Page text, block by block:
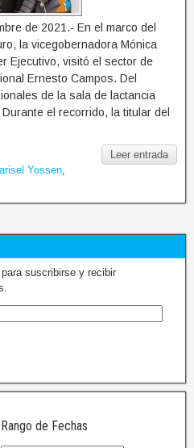
de 2021.- En el marco del
la vicegobernadora Mónica
Ejecutivo, visitó el sector de
Ernesto Campos. Del
de la sala de lactancia
el recorrido, la titular del
Leer entrada
Yossen
suscribirse y recibir
Rango de Fechas